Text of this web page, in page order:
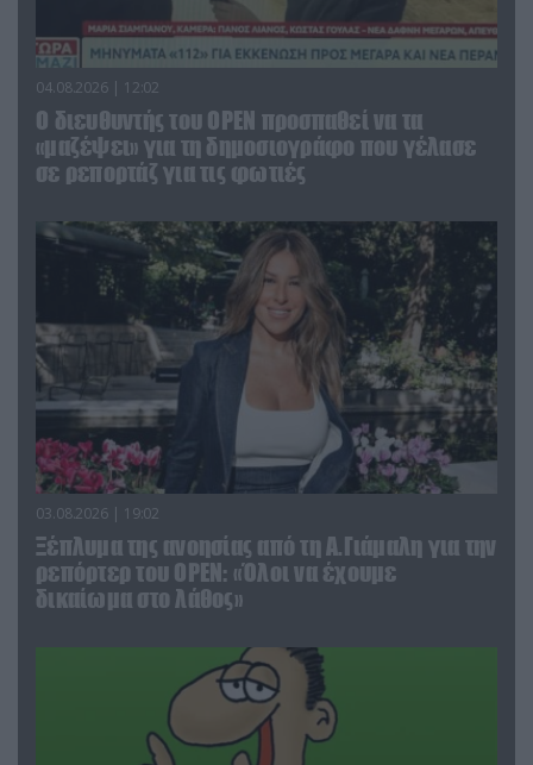
04.08.2026 | 12:02
O διευθυντής του OPEN προσπαθεί να τα
«μαζέψει» για τη δημοσιογράφο που γέλασε
σε ρεπορτάζ για τις φωτιές
03.08.2026 | 19:02
Ξέπλυμα της ανοησίας από τη Α.Γιάμαλη για την
ρεπόρτερ του ΟΡΕΝ: «Όλοι να έχουμε
δικαίωμα στο λάθος»